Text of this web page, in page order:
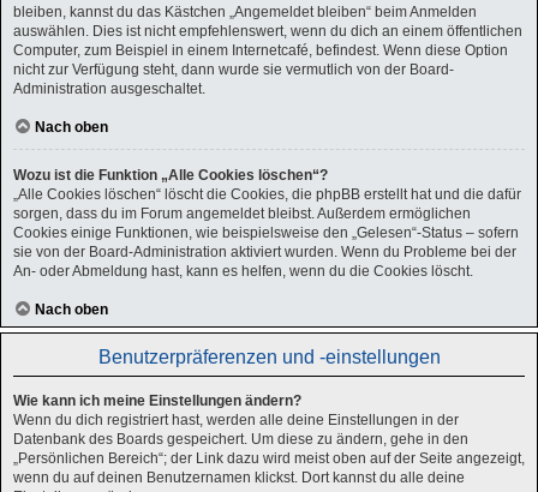
bleiben, kannst du das Kästchen „Angemeldet bleiben“ beim Anmelden
auswählen. Dies ist nicht empfehlenswert, wenn du dich an einem öffentlichen
Computer, zum Beispiel in einem Internetcafé, befindest. Wenn diese Option
nicht zur Verfügung steht, dann wurde sie vermutlich von der Board-
Administration ausgeschaltet.
Nach oben
Wozu ist die Funktion „Alle Cookies löschen“?
„Alle Cookies löschen“ löscht die Cookies, die phpBB erstellt hat und die dafür
sorgen, dass du im Forum angemeldet bleibst. Außerdem ermöglichen
Cookies einige Funktionen, wie beispielsweise den „Gelesen“-Status – sofern
sie von der Board-Administration aktiviert wurden. Wenn du Probleme bei der
An- oder Abmeldung hast, kann es helfen, wenn du die Cookies löscht.
Nach oben
Benutzerpräferenzen und -einstellungen
Wie kann ich meine Einstellungen ändern?
Wenn du dich registriert hast, werden alle deine Einstellungen in der
Datenbank des Boards gespeichert. Um diese zu ändern, gehe in den
„Persönlichen Bereich“; der Link dazu wird meist oben auf der Seite angezeigt,
wenn du auf deinen Benutzernamen klickst. Dort kannst du alle deine